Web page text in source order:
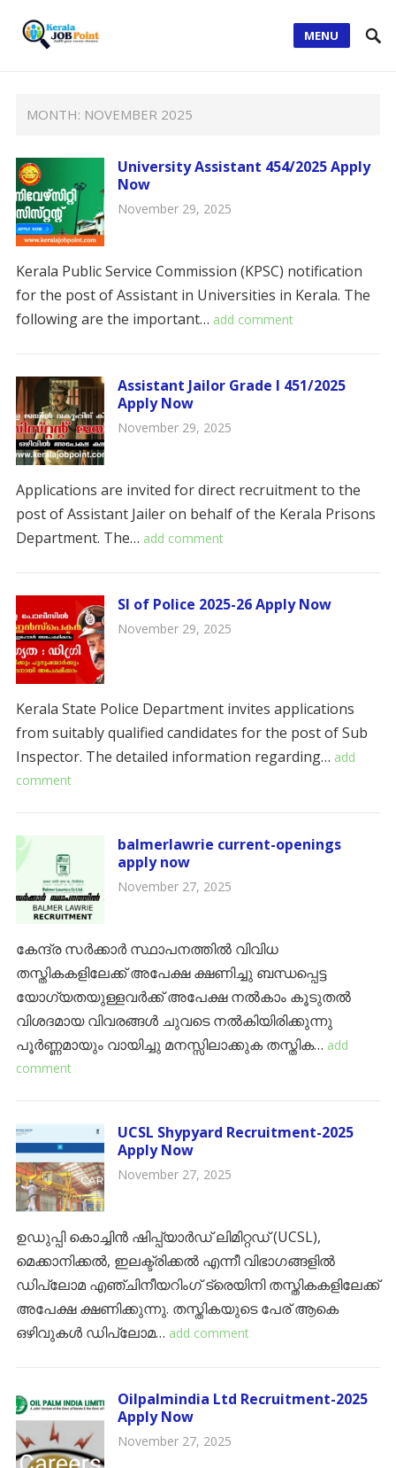
MENU
MONTH: NOVEMBER 2025
University Assistant 454/2025 Apply
Now
November 29, 2025
Kerala Public Service Commission (KPSC) notification
for the post of Assistant in Universities in Kerala. The
following are the important… add comment
Assistant Jailor Grade I 451/2025
Apply Now
November 29, 2025
Applications are invited for direct recruitment to the
post of Assistant Jailer on behalf of the Kerala Prisons
Department. The… add comment
SI of Police 2025-26 Apply Now
November 29, 2025
Kerala State Police Department invites applications
from suitably qualified candidates for the post of Sub
Inspector. The detailed information regarding… add
comment
balmerlawrie current-openings
apply now
November 27, 2025
കേന്ദ്ര സർക്കാർ സ്ഥാപനത്തിൽ വിവിധ
തസ്തികകളിലേക്ക് അപേക്ഷ ക്ഷണിച്ചു ബന്ധപ്പെട്ട
യോഗ്യതയുള്ളവർക്ക് അപേക്ഷ നൽകാം കൂടുതൽ
വിശദമായ വിവരങ്ങൾ ചുവടെ നൽകിയിരിക്കുന്നു
പൂർണ്ണമായും വായിച്ചു മനസ്സിലാക്കുക തസ്തിക… add
comment
UCSL Shypyard Recruitment-2025
Apply Now
November 27, 2025
ഉഡുപ്പി കൊച്ചിൻ ഷിപ്പ്‌യാർഡ് ലിമിറ്റഡ് (UCSL),
മെക്കാനിക്കൽ, ഇലക്ട്രിക്കൽ എന്നീ വിഭാഗങ്ങളിൽ
ഡിപ്ലോമ എഞ്ചിനീയറിംഗ് ട്രെയിനി തസ്തികകളിലേക്ക്
അപേക്ഷ ക്ഷണിക്കുന്നു. തസ്തികയുടെ പേര് ആകെ
ഒഴിവുകൾ ഡിപ്ലോമ… add comment
Oilpalmindia Ltd Recruitment-2025
Apply Now
November 27, 2025